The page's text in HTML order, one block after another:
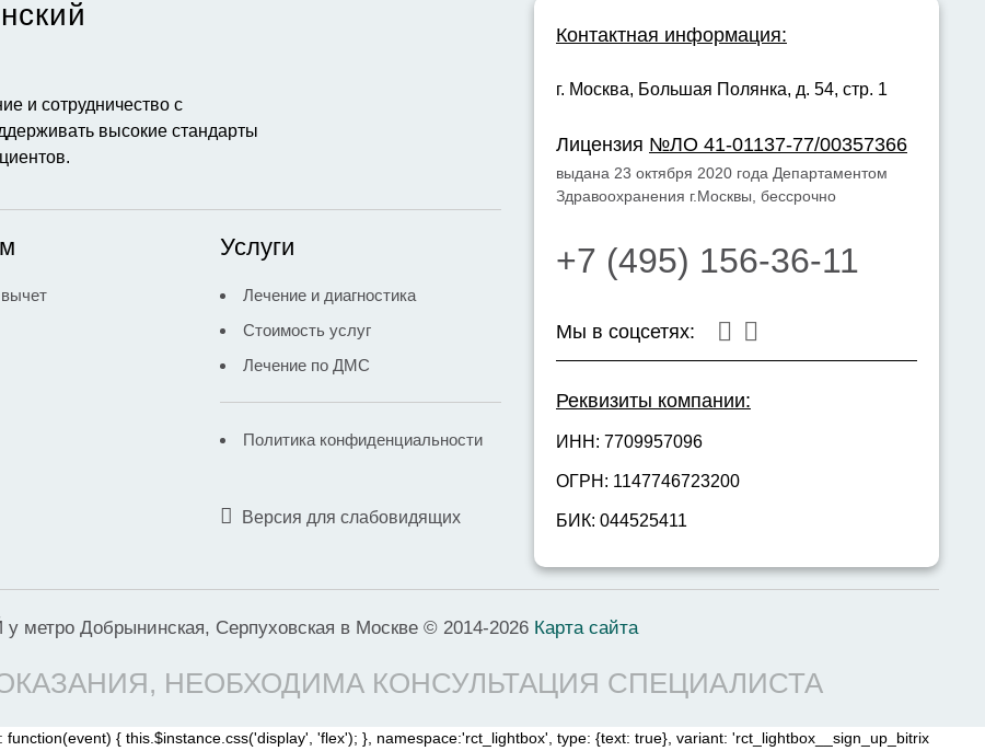
и сотрудничество с
высокие стандарты
Услуги
Лечение и диагностика
Стоимость услуг
Лечение по ДМС
Политика конфиденциальности
Версия для слабовидящих
Контактная информация:
г. Москва, Большая Полянка, д. 54, стр. 1
Лицензия №ЛО 41-01137-77/00357366
выдана 23 октября 2020 года Департаментом
Здравоохранения г.Москвы, бессрочно
+7 (495) 156-36-11
Мы в соцсетях:
Реквизиты компании:
ИНН: 7709957096
ОГРН: 1147746723200
БИК: 044525411
метро Добрынинская, Серпуховская в Москве © 2014-2026 Карта сайта
НЕОБХОДИМА КОНСУЛЬТАЦИЯ СПЕЦИАЛИСТА
{ this.$instance.css('display', 'flex'); }, namespace:'rct_lightbox', type: {text: true}, variant: 'rct_lightbox__sign_up_bitrix